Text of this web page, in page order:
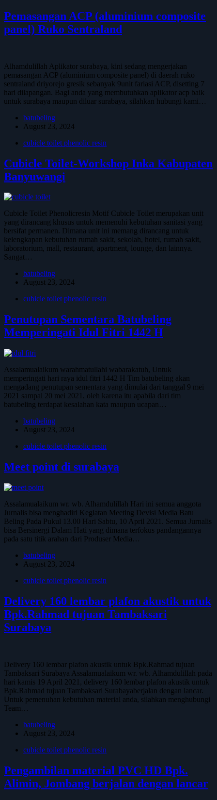
Pemasangan ACP (aluminium composite
panel) Ruko Sentraland
Alhamdulillah Aplikator surabaya, kini sedang mengerjakan
pemasangan ACP (aluminium composite panel) di daerah ruko
sentraland driyorejo gresik sebanyak 9unit fariasi ACP, disetting 7
hari dilapangan. Bagi anda yang membutuhkan aplikator acp baik
untuk surabaya maupun diluar surabaya, silahkan hubungi kami…
batubeling
August 23, 2024
cubicle toilet phenolic resin
Cubicle Toilet-Workshop Inka Kabupaten
Banyuwangi
Cubicle Toilet Phenolicresin Motif Cubicle Toilet merupakan unit
yang dirancang khusus untuk memenuhi kebutuhan sanitasi yang
bersifat permanen. Dimana unit ini memang dirancang untuk
kelengkapan kebutuhan rumah sakit, sekolah, hotel, rumah sakit,
laboratorium, mall, restaurant, apartment, lounge, dan lainnya.
Sangat…
batubeling
August 23, 2024
cubicle toilet phenolic resin
Penutupan Sementara Batubeling
Memperingati Idul Fitri 1442 H
Assalamualaikum warahmatullahi wabarakatuh, Untuk
memperingati hari raya idul fitri 1442 H Tim batubeling akan
mengadang penutupan sementara yang dimulai dari tanggal 9 mei
2021 sampai 20 mei 2021, oleh karena itu apabila dari tim
batubeling terdapat kesalahan kata maupun ucapan…
batubeling
August 23, 2024
cubicle toilet phenolic resin
Meet point di surabaya
Assalamualaikum wr. wb. Alhamdulillah Hari ini semua anggota
Jurnalis bisa menghadiri Kegiatan Meeting Devisi Media Batu
Beling Pada Pukul 13.00 Hari Sabtu, 10 April 2021. Semua Jurnalis
bisa Bersinergi Dalam Hati yang dimana terfokus pandangannya
pada satu titik arahan dari Produser Media…
batubeling
August 23, 2024
cubicle toilet phenolic resin
Delivery 160 lembar plafon akustik untuk
Bpk.Rahmad tujuan Tambaksari
Surabaya
Delivery 160 lembar plafon akustik untuk Bpk.Rahmad tujuan
Tambaksari Surabaya Assalamualaikum wr. wb. Alhamdulillah pada
hari kamis 19 April 2021, delivery 160 lembar plafon akustik untuk
Bpk.Rahmad tujuan Tambaksari Surabayaberjalan dengan lancar.
Untuk pemenuhan kebutuhan material anda, silahkan menghubungi
Team…
batubeling
August 23, 2024
cubicle toilet phenolic resin
Pengambilan material PVC HD Bpk.
Alimin, Jombang berjalan dengan lancar